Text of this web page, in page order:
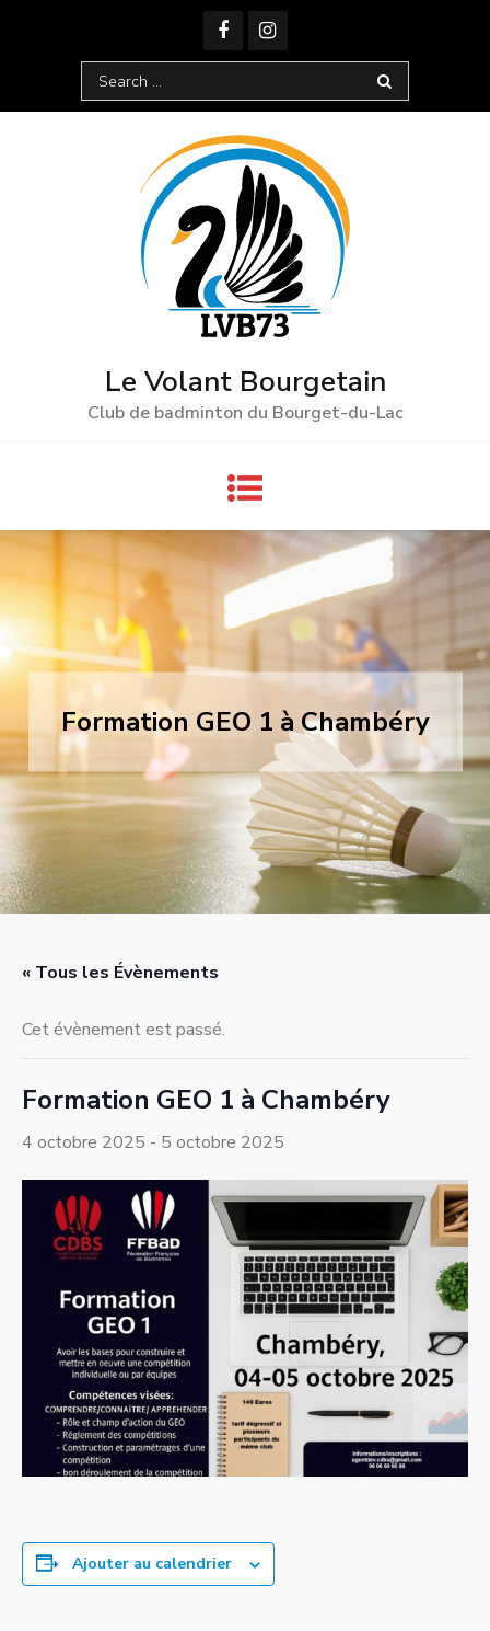
Search
for:
Le Volant Bourgetain
Club de badminton du Bourget-du-Lac
Formation GEO 1 à Chambéry
« Tous les Évènements
Cet évènement est passé.
Formation GEO 1 à Chambéry
4 octobre 2025 - 5 octobre 2025
Ajouter au calendrier